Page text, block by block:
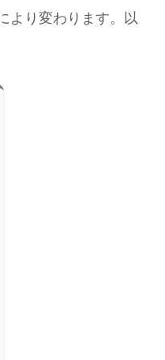
より変わります。以